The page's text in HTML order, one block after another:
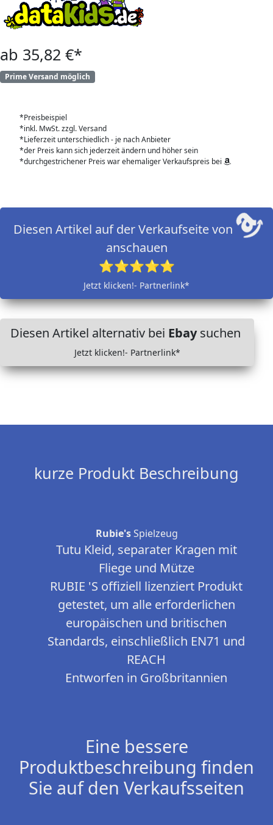
ab 35,82 €*
Prime Versand möglich
*Preisbeispiel
*inkl. MwSt. zzgl. Versand
*Lieferzeit unterschiedlich - je nach Anbieter
*der Preis kann sich jederzeit ändern und höher sein
*durchgestrichener Preis war ehemaliger Verkaufspreis bei
Diesen Artikel auf der Verkaufseite von
anschauen
⭐⭐⭐⭐⭐
Jetzt klicken!- Partnerlink*
Diesen Artikel alternativ bei Ebaysuchen
Jetzt klicken!- Partnerlink*
kurze Produkt Beschreibung
Rubie'sSpielzeug
Tutu Kleid, separater Kragen mit
Fliege und Mütze
RUBIE 'S offiziell lizenziert Produkt
getestet, um alle erforderlichen
europäischen und britischen
Standards, einschließlich EN71 und
REACH
Entworfen in Großbritannien
Eine bessere
Produktbeschreibung finden
Sie auf den Verkaufsseiten